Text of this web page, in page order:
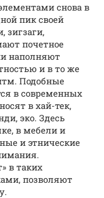
снова в
пик своей
зигзаги,
почетное
наполняют
и в то же
Подобные
в современных
в хай-тек,
эко. Здесь
в мебели и
и этнические
в таких
позволяют